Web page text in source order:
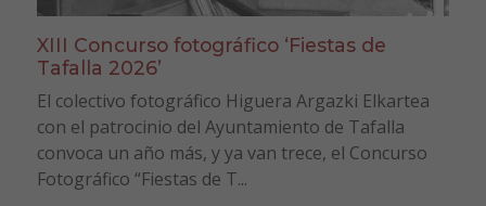
XIII Concurso fotográfico ‘Fiestas de
Tafalla 2026’
El colectivo fotográfico Higuera Argazki Elkartea
con el patrocinio del Ayuntamiento de Tafalla
convoca un año más, y ya van trece, el Concurso
Fotográfico “Fiestas de T...